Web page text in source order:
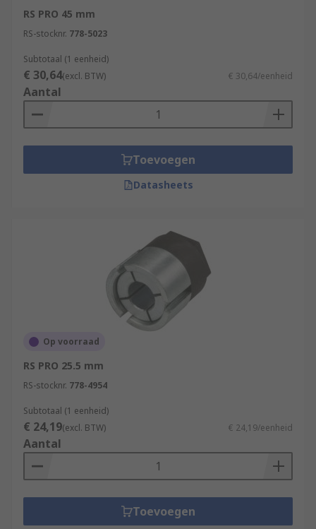
RS PRO 45 mm
RS-stocknr. 778-5023
Subtotaal (1 eenheid)
€ 30,64(excl. BTW) € 30,64/eenheid
Aantal
Toevoegen
Datasheets
Op voorraad
RS PRO 25.5 mm
RS-stocknr. 778-4954
Subtotaal (1 eenheid)
€ 24,19(excl. BTW) € 24,19/eenheid
Aantal
Toevoegen